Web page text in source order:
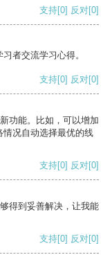
支持[0] 反对[0]
者交流学习心得。
支持[0] 反对[0]
功能。比如，可以增加
况自动选择最优的线
支持[0] 反对[0]
得到妥善解决，让我能
支持[0] 反对[0]